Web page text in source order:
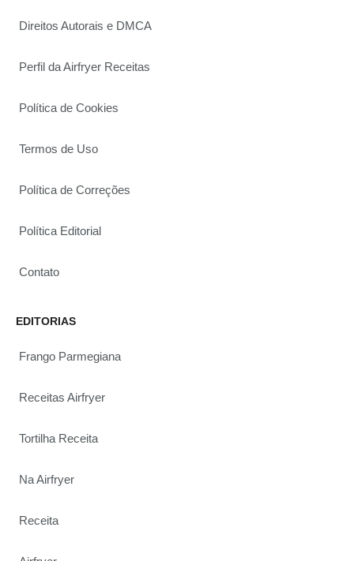
Direitos Autorais e DMCA
Perfil da Airfryer Receitas
Política de Cookies
Termos de Uso
Política de Correções
Política Editorial
Contato
EDITORIAS
Frango Parmegiana
Receitas Airfryer
Tortilha Receita
Na Airfryer
Receita